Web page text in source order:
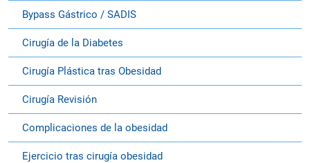
Bypass Gástrico / SADIS
Cirugía de la Diabetes
Cirugía Plástica tras Obesidad
Cirugía Revisión
Complicaciones de la obesidad
Ejercicio tras cirugía obesidad